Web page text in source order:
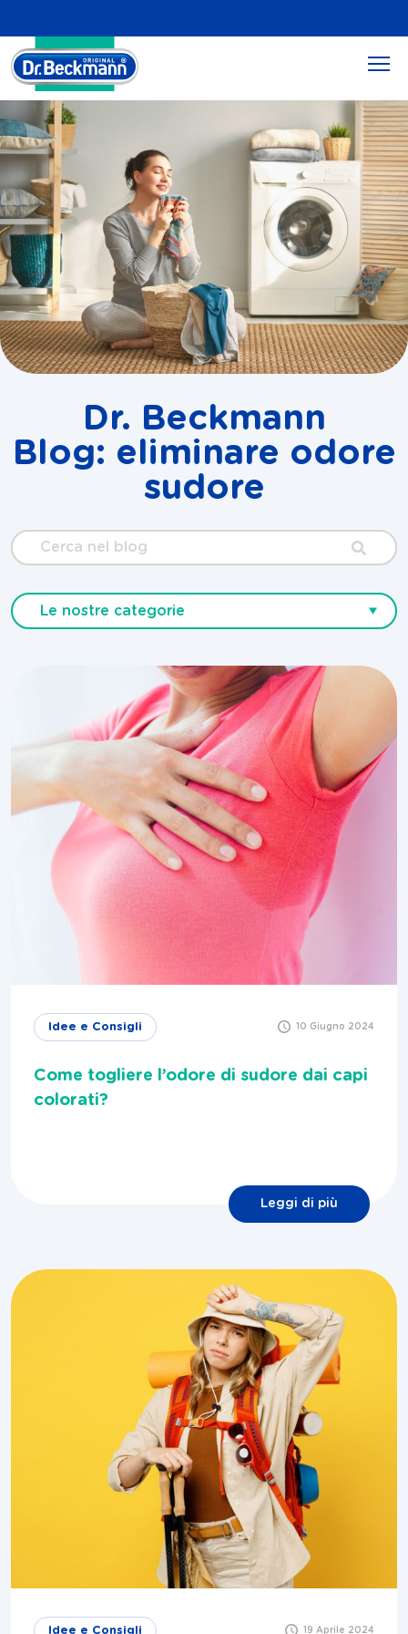
Dr. Beckmann
Blog: eliminare odore
sudore
Cerca
nel
Le nostre categorie
Idee e Consigli 10 Giugno 2024
Come togliere l’odore di sudore dai capi
colorati?
Leggi di più
Idee e Consigli 19 Aprile 2024